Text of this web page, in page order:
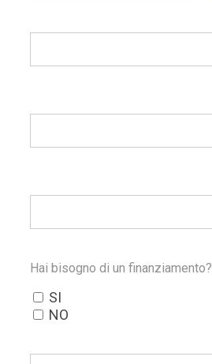
Hai bisogno di un finanziamento?
SI
NO